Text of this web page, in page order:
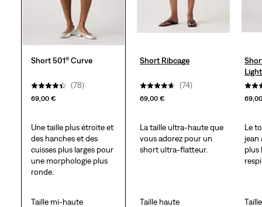
Short 501® Curve
(78)
69,00 €
Short Ribcage
(74)
69,00 €
Une taille plus étroite et
des hanches et des
cuisses plus larges pour
une morphologie plus
ronde.
La taille ultra-haute que
vous adorez pour un
short ultra-flatteur.
Le
jean
plus
Taille mi‑haute Taille haute